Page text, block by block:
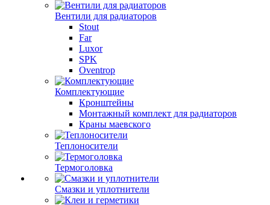
Вентили для радиаторов
Stout
Far
Luxor
SPK
Oventrop
Комплектующие
Кронштейны
Монтажный комплект для радиаторов
Краны маевского
Теплоносители
Термоголовка
Смазки и уплотнители